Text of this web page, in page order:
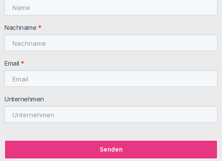
Nachname *
Email *
Unternehmen
Senden
intranet.ai s.r.l. - Via Fabio Filzi, 5 - 20124 Milano MI - Italia
VAT: IT11172630961, Tel: +39 02 39 29 5655
© 2026 intranet.ai ™ All rights reserved
Privacy Policy
Newsletter Policy
Customer and